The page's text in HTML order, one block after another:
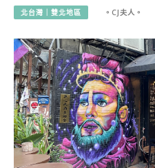
北台灣｜雙北地區 。CJ夫人。